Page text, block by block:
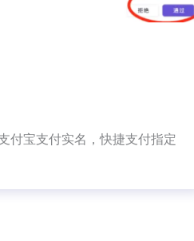
付宝支付实名，快捷支付指定